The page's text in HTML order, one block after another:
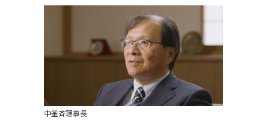
中釜斉理事長